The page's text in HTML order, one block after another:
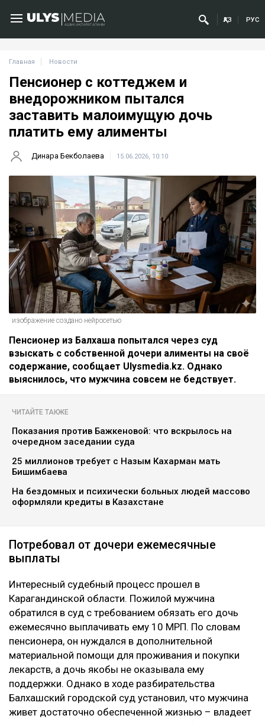
ҚАЗ РУС
Главная Новости
Пенсионер с коттеджем и
внедорожником пытался
заставить малоимущую дочь
платить ему алименты
Динара Бекболаева 15.06.2026, 10:10
изображение создано нейросетью
Пенсионер из Балхаша попытался через суд
взыскать с собственной дочери алименты на своё
содержание, сообщает Ulysmedia.kz. Однако
выяснилось, что мужчина совсем не бедствует.
ЧИТАЙТЕ ТАКЖЕ
Показания против Бажкеновой: что вскрылось на
очередном заседании суда
25 миллионов требует с Назым Кахарман мать
Бишимбаева
На бездомных и психически больных людей массово
оформляли кредиты в Казахстане
Потребовал от дочери ежемесячные
выплаты
Интересный судебный процесс прошел в
Карагандинской области. Пожилой мужчина
обратился в суд с требованием обязать его дочь
ежемесячно выплачивать ему 10 МРП. По словам
пенсионера, он нуждался в дополнительной
материальной помощи для проживания и покупки
лекарств, а дочь якобы не оказывала ему
поддержки. Однако в ходе разбирательства
Балхашский городской суд установил, что мужчина
живет достаточно обеспеченной жизнью – владеет